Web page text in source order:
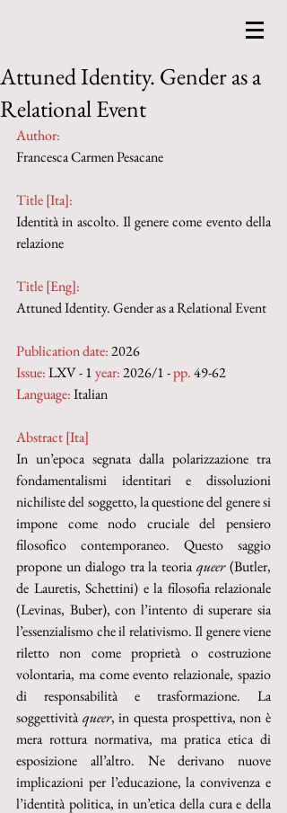
Attuned Identity. Gender as a
Relational Event
Author:
Francesca Carmen Pesacane
Title [Ita]:
Identità in ascolto. Il genere come evento della
relazione
Title [Eng]:
Attuned Identity. Gender as a Relational Event
Publication date: 2026
Issue: LXV - 1 year: 2026/1 - pp. 49-62
Language: Italian
Abstract [Ita]
In un’epoca segnata dalla polarizzazione tra
fondamentalismi identitari e dissoluzioni
nichiliste del soggetto, la questione del genere si
impone come nodo cruciale del pensiero
filosofico contemporaneo. Questo saggio
propone un dialogo tra la teoria queer (Butler,
de Lauretis, Schettini) e la filosofia relazionale
(Levinas, Buber), con l’intento di superare sia
l’essenzialismo che il relativismo. Il genere viene
riletto non come proprietà o costruzione
volontaria, ma come evento relazionale, spazio
di responsabilità e trasformazione. La
soggettività queer, in questa prospettiva, non è
mera rottura normativa, ma pratica etica di
esposizione all’altro. Ne derivano nuove
implicazioni per l’educazione, la convivenza e
l’identità politica, in un’etica della cura e della